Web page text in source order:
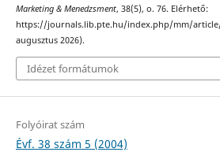
Marketing & Menedzsment, 38(5), o. 76. Elérhető:
https://journals.lib.pte.hu/index.php/mm/article/
augusztus 2026).
Idézet formátumok
Folyóirat szám
Évf. 38 szám 5 (2004)